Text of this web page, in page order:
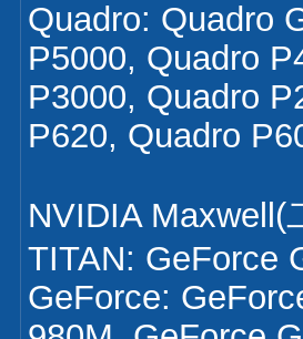
Quadro: Quadro
P5000, Quadro
P3000, Quadro
P620, Quadro
NVIDIA Maxwell(
TITAN: GeForce
GeForce: